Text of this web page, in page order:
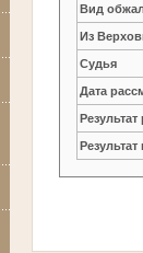
Вид
Из
Судья
Дата